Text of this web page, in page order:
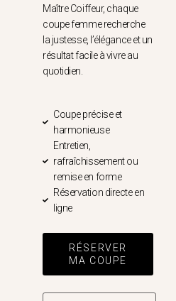
Maître Coiffeur, chaque
coupe femme recherche
la justesse, l’élégance et un
résultat facile à vivre au
quotidien.
Coupe précise et
harmonieuse
Entretien,
rafraîchissement ou
remise en forme
Réservation directe en
ligne
RÉSERVER
MA COUPE